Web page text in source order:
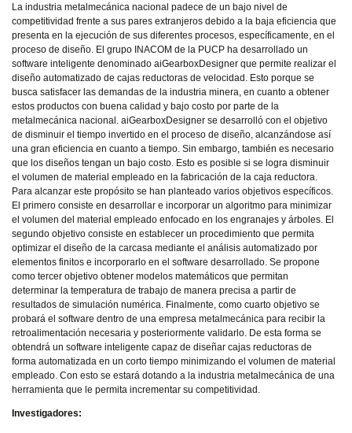
La industria metalmecánica nacional padece de un bajo nivel de
competitividad frente a sus pares extranjeros debido a la baja eficiencia que
presenta en la ejecución de sus diferentes procesos, específicamente, en el
proceso de diseño. El grupo INACOM de la PUCP ha desarrollado un
software inteligente denominado aiGearboxDesigner que permite realizar el
diseño automatizado de cajas reductoras de velocidad. Esto porque se
busca satisfacer las demandas de la industria minera, en cuanto a obtener
estos productos con buena calidad y bajo costo por parte de la
metalmecánica nacional. aiGearboxDesigner se desarrolló con el objetivo
de disminuir el tiempo invertido en el proceso de diseño, alcanzándose así
una gran eficiencia en cuanto a tiempo. Sin embargo, también es necesario
que los diseños tengan un bajo costo. Esto es posible si se logra disminuir
el volumen de material empleado en la fabricación de la caja reductora.
Para alcanzar este propósito se han planteado varios objetivos específicos.
El primero consiste en desarrollar e incorporar un algoritmo para minimizar
el volumen del material empleado enfocado en los engranajes y árboles. El
segundo objetivo consiste en establecer un procedimiento que permita
optimizar el diseño de la carcasa mediante el análisis automatizado por
elementos finitos e incorporarlo en el software desarrollado. Se propone
como tercer objetivo obtener modelos matemáticos que permitan
determinar la temperatura de trabajo de manera precisa a partir de
resultados de simulación numérica. Finalmente, como cuarto objetivo se
probará el software dentro de una empresa metalmecánica para recibir la
retroalimentación necesaria y posteriormente validarlo. De esta forma se
obtendrá un software inteligente capaz de diseñar cajas reductoras de
forma automatizada en un corto tiempo minimizando el volumen de material
empleado. Con esto se estará dotando a la industria metalmecánica de una
herramienta que le permita incrementar su competitividad.
Investigadores: